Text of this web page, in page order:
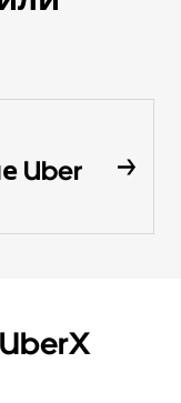
Uber